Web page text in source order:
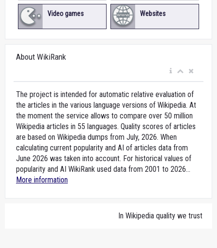
Video games Websites
About WikiRank
The project is intended for automatic relative evaluation of
the articles in the various language versions of Wikipedia. At
the moment the service allows to compare over 50 million
Wikipedia articles in 55 languages. Quality scores of articles
are based on Wikipedia dumps from July, 2026. When
calculating current popularity and AI of articles data from
June 2026 was taken into account. For historical values of
popularity and AI WikiRank used data from 2001 to 2026...
More information
In Wikipedia quality we trust